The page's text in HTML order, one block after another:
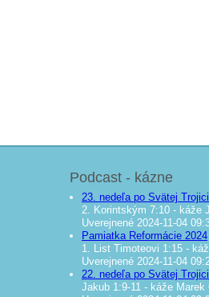
Podcast - kázne
23. nedeľa po Svätej
2. Korintským 7:10 - káže
Uverejnené 2024-11-04
Pamiatka Reformácie 2024
1. List Timoteovi 1:15 -
Uverejnené 2024-11-04
22. nedeľa po Svätej
Jakub 1:9-11 - káže Marek